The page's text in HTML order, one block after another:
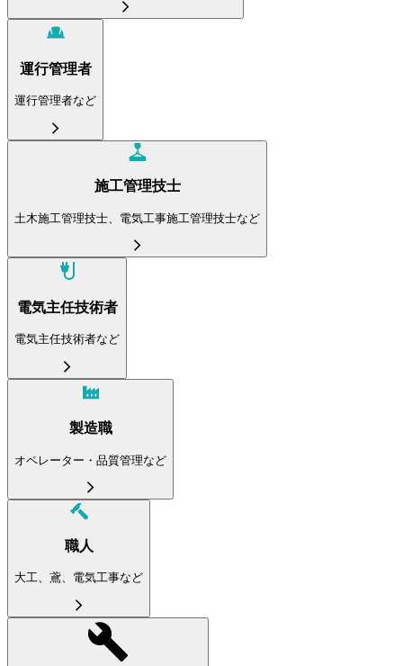
運行管理者
運行管理者など
施工管理技士
土木施工管理技士、電気工事施工管理技士など
電気主任技術者
電気主任技術者など
製造職
オペレーター・品質管理など
職人
大工、鳶、電気工事など